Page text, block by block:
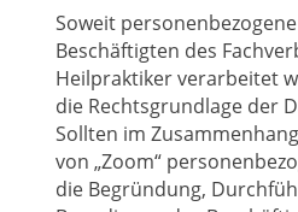
Soweit
Beschäftigten des
Heilpraktiker verarbeitet
die Rechtsgrundlage der
Sollten im
von „Zoom“
die Begründung,